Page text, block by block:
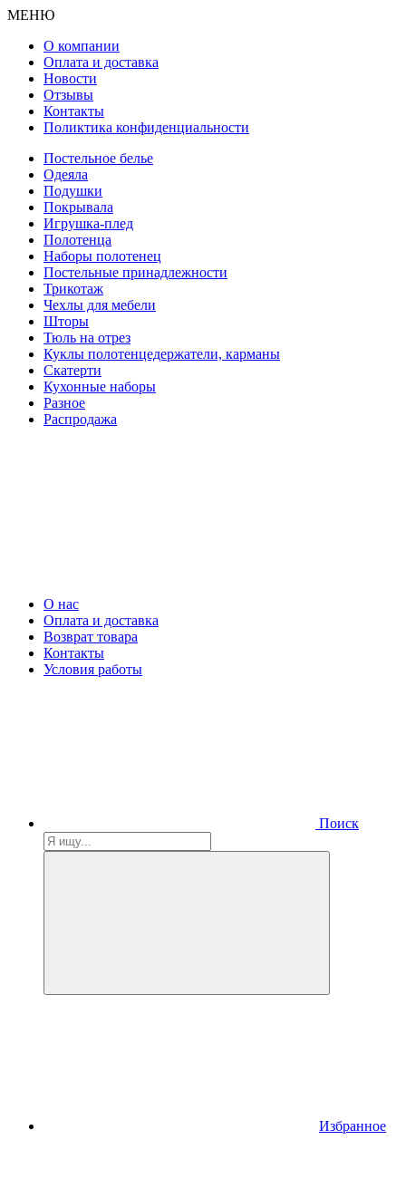
МЕНЮ
О компании
Оплата и доставка
Новости
Отзывы
Контакты
Поликтика конфиденциальности
Постельное белье
Одеяла
Подушки
Покрывала
Игрушка-плед
Полотенца
Наборы полотенец
Постельные принадлежности
Трикотаж
Чехлы для мебели
Шторы
Тюль на отрез
Куклы полотенцедержатели, карманы
Скатерти
Кухонные наборы
Разное
Распродажа
О нас
Оплата и доставка
Возврат товара
Контакты
Условия работы
Поиск
Избранное